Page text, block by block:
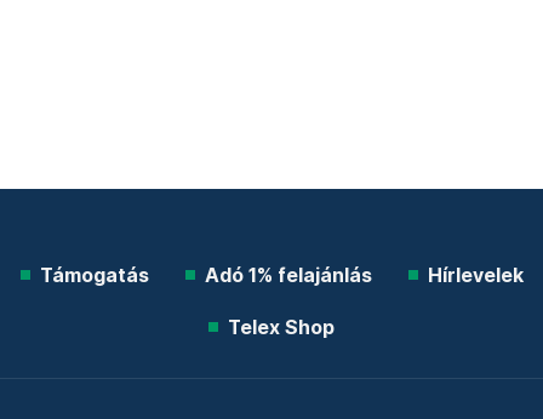
Támogatás Adó 1% felajánlás Hírlevelek
Telex Shop